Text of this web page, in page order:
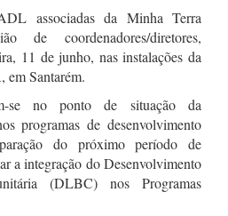
associadas da Minha Terra
de coordenadores/diretores,
11 de junho, nas instalações da
Santarém.
se no ponto de situação da
programas de desenvolvimento
do próximo período de
a integração do Desenvolvimento
(DLBC) nos Programas